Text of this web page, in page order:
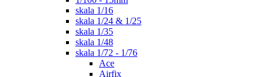
skala 1/16
skala 1/24 & 1/25
skala 1/35
skala 1/48
skala 1/72 - 1/76
Ace
Airfix